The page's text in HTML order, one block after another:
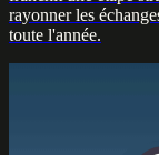
rayonner les
toute l'année.